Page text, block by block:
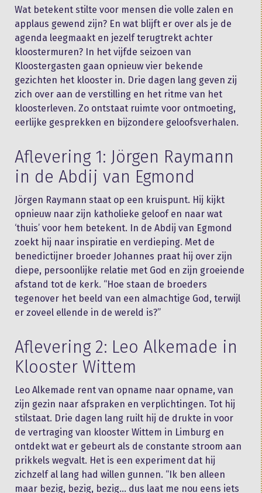
Wat betekent stilte voor mensen die volle zalen en
applaus gewend zijn? En wat blijft er over als je de
agenda leegmaakt en jezelf terugtrekt achter
kloostermuren? In het vijfde seizoen van
Kloostergasten gaan opnieuw vier bekende
gezichten het klooster in. Drie dagen lang geven zij
zich over aan de verstilling en het ritme van het
kloosterleven. Zo ontstaat ruimte voor ontmoeting,
eerlijke gesprekken en bijzondere geloofsverhalen.
Aflevering 1: Jörgen Raymann
in de Abdij van Egmond
Jörgen Raymann staat op een kruispunt. Hij kijkt
opnieuw naar zijn katholieke geloof en naar wat
‘thuis’ voor hem betekent. In de Abdij van Egmond
zoekt hij naar inspiratie en verdieping. Met de
benedictijner broeder Johannes praat hij over zijn
diepe, persoonlijke relatie met God en zijn groeiende
afstand tot de kerk. “Hoe staan de broeders
tegenover het beeld van een almachtige God, terwijl
er zoveel ellende in de wereld is?”
Aflevering 2: Leo Alkemade in
Klooster Wittem
Leo Alkemade rent van opname naar opname, van
zijn gezin naar afspraken en verplichtingen. Tot hij
stilstaat. Drie dagen lang ruilt hij de drukte in voor
de vertraging van klooster Wittem in Limburg en
ontdekt wat er gebeurt als de constante stroom aan
prikkels wegvalt. Het is een experiment dat hij
zichzelf al lang had willen gunnen. “Ik ben alleen
maar bezig, bezig, bezig… dus laat me nou eens iets